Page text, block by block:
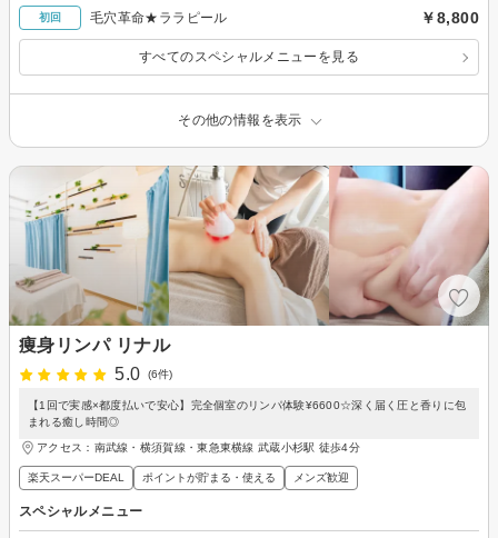
初回 毛穴革命★ララピール ￥8,800
すべてのスペシャルメニューを見る
その他の情報を表示
痩身リンパ リナル
5.0
(6件)
【1回で実感×都度払いで安心】完全個室のリンパ体験¥6600☆深く届く圧と香りに包
まれる癒し時間◎
アクセス：南武線・横須賀線・東急東横線 武蔵小杉駅 徒歩4分
楽天スーパーDEAL ポイントが貯まる・使える メンズ歓迎
スペシャルメニュー